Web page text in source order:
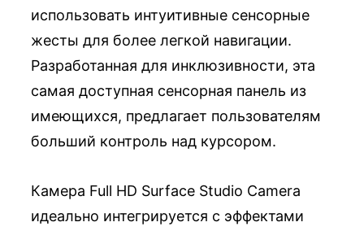
использовать интуитивные сенсорные
жесты для более легкой навигации.
Разработанная для инклюзивности, эта
самая доступная сенсорная панель из
имеющихся, предлагает пользователям
больший контроль над курсором.
Камера Full HD Surface Studio Camera
идеально интегрируется с эффектами